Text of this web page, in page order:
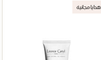
هدايا مجانية